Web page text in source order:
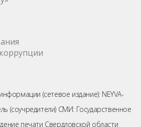
(сетевое издание): NEYVA-
(соучредители) СМИ: Государственное
печати Свердловской области